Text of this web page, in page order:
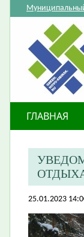
ГЛАВНАЯ
25.01.2023